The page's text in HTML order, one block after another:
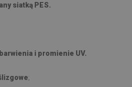
siatką PES.
i promienie UV.
;